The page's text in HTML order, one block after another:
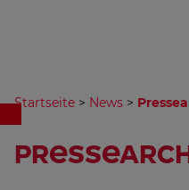
Startseite > News >